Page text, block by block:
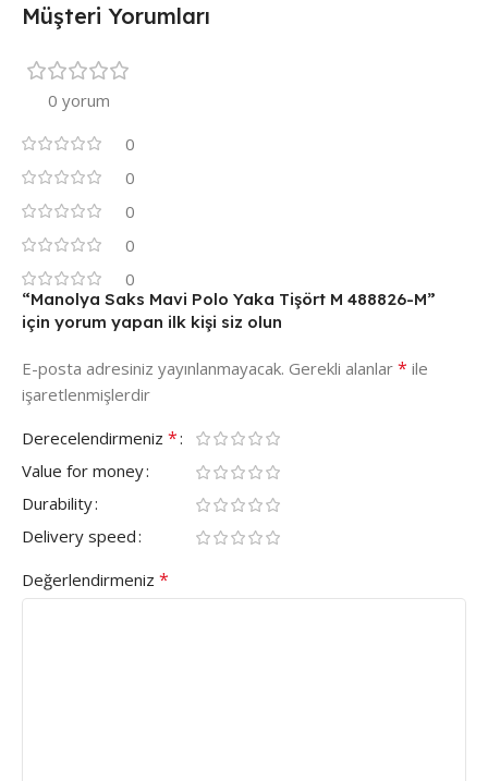
Müşteri Yorumları
0 yorum
0
0
0
0
0
“Manolya Saks Mavi Polo Yaka Tişört M 488826-M”
için yorum yapan ilk kişi siz olun
E-posta adresiniz yayınlanmayacak. Gerekli alanlar * ile
işaretlenmişlerdir
Derecelendirmeniz *
Value for money
Durability
Delivery speed
Değerlendirmeniz *